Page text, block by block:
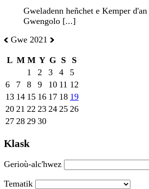
Gweladenn heñchet e Kemper
Gwengolo [...]
Gwe 2021
L M M Y G S
S
1
2 3 4
5
6
7 8 9 10 11 12
13 14 15 16 17 18 19
20 21 22 23 24 25 26
27 28 29 30
Klask
Gerioù-alc'hwez
Tematik